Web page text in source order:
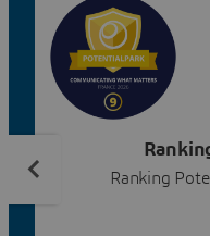
Ranking